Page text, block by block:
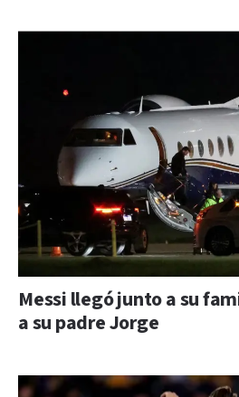
Messi llegó junto a su
a su padre Jorge